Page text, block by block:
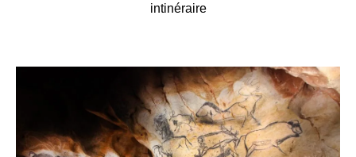
intinéraire